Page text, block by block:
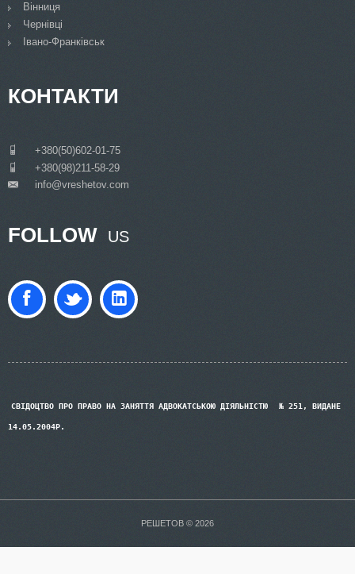
Вінниця
Чернівці
Івано-Франківськ
КОНТАКТИ
+380(50)602-01-75
+380(98)211-58-29
info@vreshetov.com
FOLLOW US
СВІДОЦТВО ПРО ПРАВО НА ЗАНЯТТЯ АДВОКАТСЬКОЮ ДІЯЛЬНІСТЮ № 251, ВИДАНЕ
14.05.2004Р.
РЕШЕТОВ © 2026